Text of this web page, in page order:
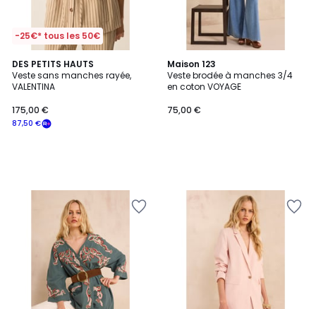
-25€* tous les 50€
DES PETITS HAUTS
Veste sans manches rayée,
VALENTINA
87,50 €
175,00 €
Maison 123
Veste brodée à manches 3/4
en coton VOYAGE
75,00 €